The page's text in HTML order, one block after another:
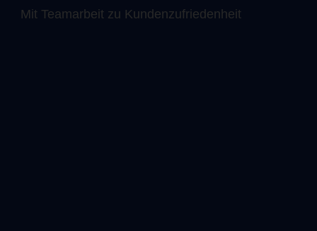
Mit Teamarbeit zu Kundenzufriedenheit